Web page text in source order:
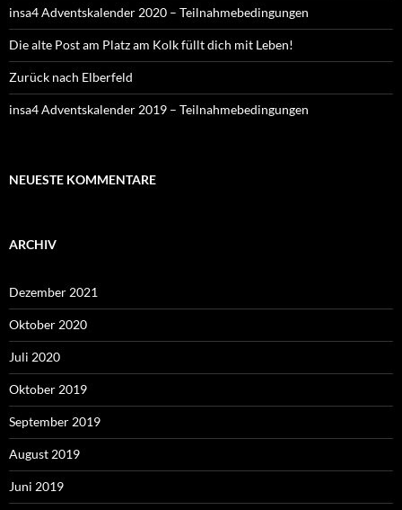
insa4 Adventskalender 2020 – Teilnahmebedingungen
Die alte Post am Platz am Kolk füllt dich mit Leben!
Zurück nach Elberfeld
insa4 Adventskalender 2019 – Teilnahmebedingungen
NEUESTE KOMMENTARE
ARCHIV
Dezember 2021
Oktober 2020
Juli 2020
Oktober 2019
September 2019
August 2019
Juni 2019